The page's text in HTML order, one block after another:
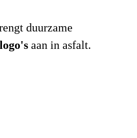
duurzame
logo's aan in asfalt.